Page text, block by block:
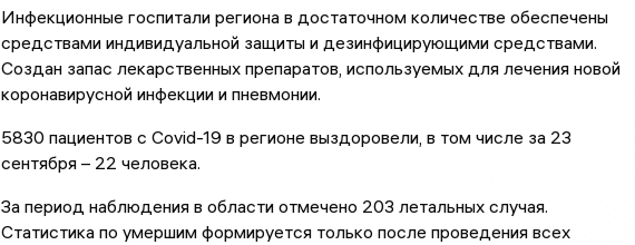
Инфекционные госпитали региона в достаточном количестве обеспечены
средствами индивидуальной защиты и дезинфицирующими средствами.
Создан запас лекарственных препаратов, используемых для лечения новой
коронавирусной инфекции и пневмонии.
5830 пациентов с Covid-19 в регионе выздоровели, в том числе за 23
сентября – 22 человека.
За период наблюдения в области отмечено 203 летальных случая.
Статистика по умершим формируется только после проведения всех